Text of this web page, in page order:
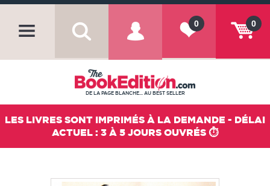
0
0
DE LA PAGE BLANCHE... AU BEST SELLER
LES LIVRES SONT IMPRIMÉS À LA DEMANDE - DÉLAI
ACTUEL : 3 À 5 JOURS OUVRÉS ⏱️